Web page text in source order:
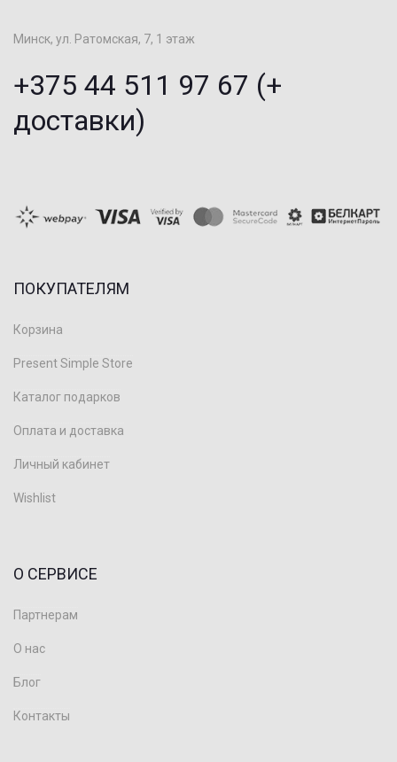
Минск, ул. Ратомская, 7, 1 этаж
+375 44 511 97 67 (+
доставки)
ПОКУПАТЕЛЯМ
Корзина
Present Simple Store
Каталог подарков
Оплата и доставка
Личный кабинет
Wishlist
О СЕРВИСЕ
Партнерам
О нас
Блог
Контакты